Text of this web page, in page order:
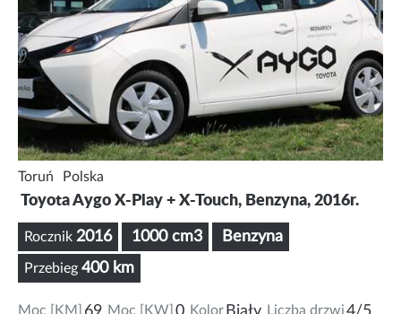
Toruń Polska
Toyota Aygo X-Play + X-Touch, Benzyna, 2016r.
Rocznik 2016 1000 cm3 Benzyna
Przebieg 400 km
Moc [KM] Moc [KW] Kolor Liczba drzwi